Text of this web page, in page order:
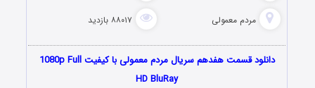
مردم معمولی ۸۸۰۱۷ بازدید
دانلود قسمت هفدهم سریال مردم معمولی با کیفیت 1080p Full
HD BluRay